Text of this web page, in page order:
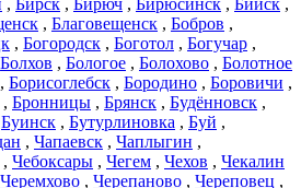
, Бирск , Бирюч , Бирюсинск , Бийск ,
, Благовещенск , Бобров ,
, Богородск , Боготол , Богучар ,
Болхов , Бологое , Болохово , Болотное
, Борисоглебск , Бородино , Боровичи ,
, Бронницы , Брянск , Будённовск ,
Буинск , Бутурлиновка , Буй ,
, Чапаевск , Чаплыгин ,
, Чебоксары , Чегем , Чехов , Чекалин
Черемхово , Черепаново , Череповец ,